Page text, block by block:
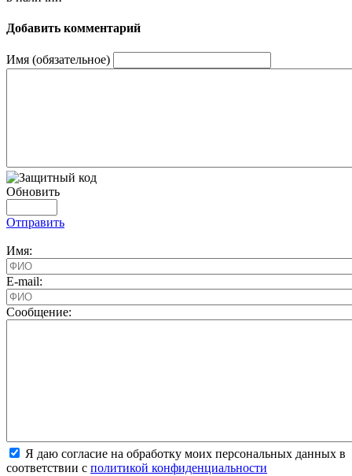
Добавить комментарий
Имя (обязательное)
Обновить
Отправить
Имя:
E-mail:
Cообщение:
Я даю согласие на обработку моих персональных данных в
соответствии с политикой конфиденциальности